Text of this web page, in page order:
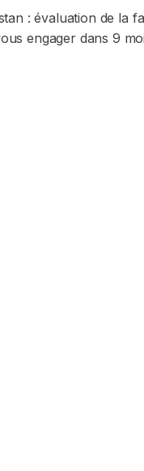
: évaluation de la
engager dans 9